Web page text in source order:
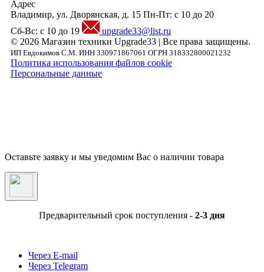
Адрес
Владимир, ул. Дворянская, д. 15 Пн-Пт: с 10 до 20
Сб-Вс: с 10 до 19
upgrade33@list.ru
© 2026 Магазин техники Upgrade33 | Все права защищены.
ИП Евдокимов С.М. ИНН 330971867061 ОГРН 318332800021232
Политика использования файлов cookie
Персональные данные
Оставьте заявку и мы уведомим Вас о наличии товара
Предварительный срок поступления - 2-3 дня
Через E-mail
Через Telegram